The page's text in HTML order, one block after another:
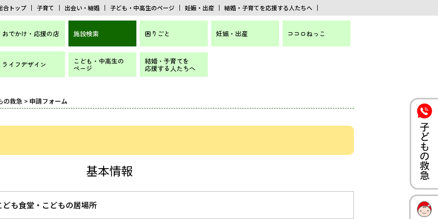
合トップ 子育て 出会い・結婚 子ども・中高生のページ 妊娠・出産 結婚・子育てを応援する人たちへ
おでかけ・応援の店 施設検索 困りごと 妊娠・出産 ココロねっこ
ライフデザイン こども・中高生の
ページ
結婚・子育てを
応援する人たちへ
の救急 > 申請フォーム
基本情報
ども食堂・こどもの居場所